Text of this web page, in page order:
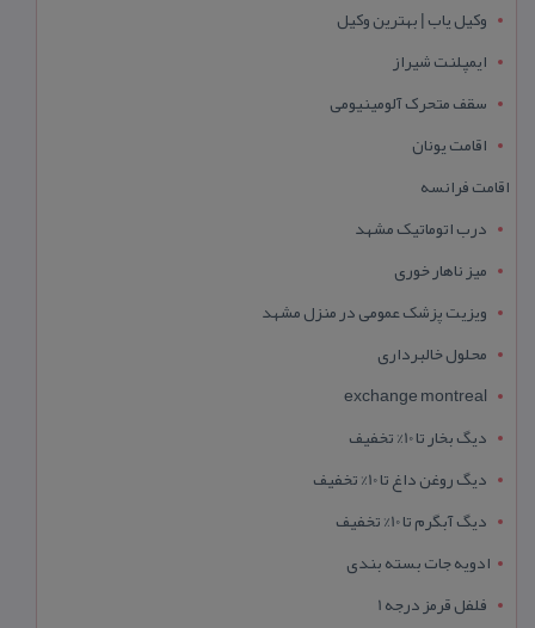
وکیل یاب | بهترین وکیل
ایمپلنت شیراز
سقف متحرک آلومینیومی
اقامت یونان
اقامت فرانسه
درب اتوماتیک مشهد
میز ناهار خوری
ویزیت پزشک عمومی در منزل مشهد
محلول خالبرداری
exchange montreal
دیگ بخار تا 10% تخفیف
دیگ روغن داغ تا 10% تخفیف
دیگ آبگرم تا 10% تخفیف
ادویه جات بسته بندی
فلفل قرمز درجه 1